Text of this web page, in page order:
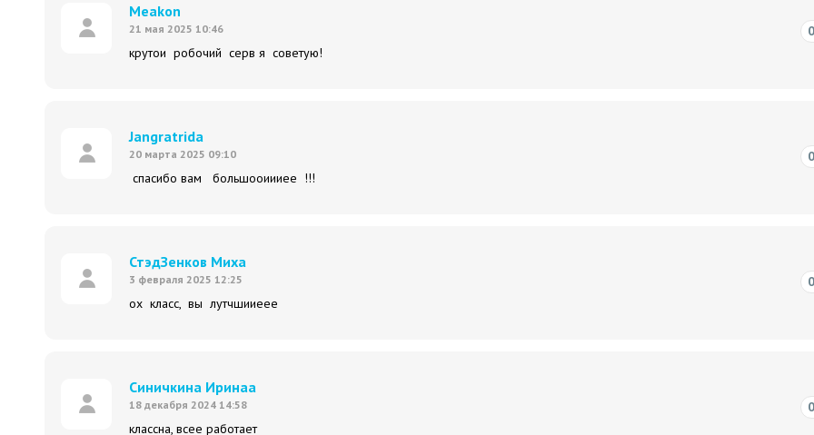
Meakon
21 мая 2025 10:46
крутои робочий серв я советую!
Jangratridа
20 марта 2025 09:10
спасибо вам большооиииее !!!
СтэдЗенков Миха
3 февраля 2025 12:25
ох класс, вы лутчшииеее
Синичкина Иринаа
18 декабря 2024 14:58
классна, всее работает